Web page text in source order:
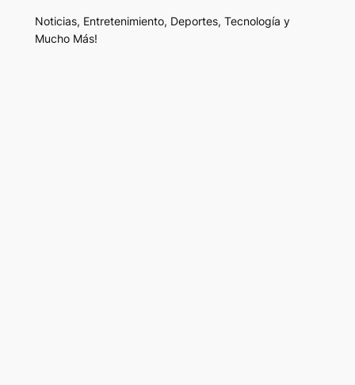
Noticias, Entretenimiento, Deportes, Tecnología y
Mucho Más!